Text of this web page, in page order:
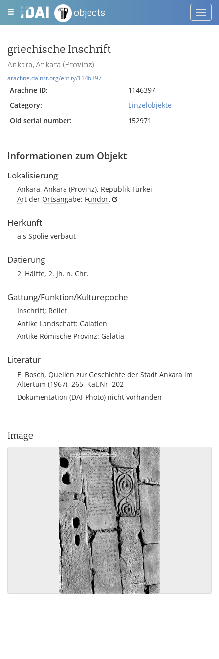
objects
griechische Inschrift
Ankara, Ankara (Provinz)
arachne.dainst.org/entity/1146397
Arachne ID:
1146397
Category:
Einzelobjekte
Old serial number:
152971
Informationen zum Objekt
Lokalisierung
Ankara, Ankara (Provinz), Republik Türkei,
Art der Ortsangabe: Fundort
Herkunft
als Spolie verbaut
Datierung
2. Hälfte, 2. Jh. n. Chr.
Gattung/Funktion/Kulturepoche
Inschrift; Relief
Antike Landschaft: Galatien
Antike Römische Provinz: Galatia
Literatur
E. Bosch, Quellen zur Geschichte der Stadt Ankara im
Altertum (1967), 265, Kat.Nr. 202
Dokumentation (DAI-Photo) nicht vorhanden
Image